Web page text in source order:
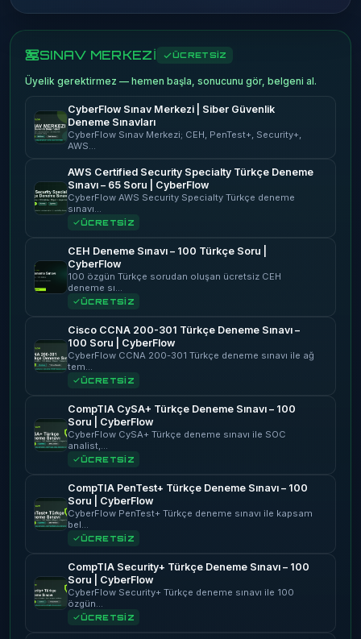
SINAV MERKEZİ ÜCRETSİZ
Üyelik gerektirmez — hemen başla, sonucunu gör, belgeni al.
CyberFlow Sınav Merkezi | Siber Güvenlik
Deneme Sınavları
CyberFlow Sınav Merkezi; CEH, PenTest+, Security+,
AWS…
AWS Certified Security Specialty Türkçe Deneme
Sınavı – 65 Soru | CyberFlow
CyberFlow AWS Security Specialty Türkçe deneme
sınavı…
ÜCRETSİZ
CEH Deneme Sınavı – 100 Türkçe Soru |
CyberFlow
100 özgün Türkçe sorudan oluşan ücretsiz CEH
deneme sı…
ÜCRETSİZ
Cisco CCNA 200-301 Türkçe Deneme Sınavı –
100 Soru | CyberFlow
CyberFlow CCNA 200-301 Türkçe deneme sınavı ile ağ
tem…
ÜCRETSİZ
CompTIA CySA+ Türkçe Deneme Sınavı – 100
Soru | CyberFlow
CyberFlow CySA+ Türkçe deneme sınavı ile SOC
analist,…
ÜCRETSİZ
CompTIA PenTest+ Türkçe Deneme Sınavı – 100
Soru | CyberFlow
CyberFlow PenTest+ Türkçe deneme sınavı ile kapsam
bel…
ÜCRETSİZ
CompTIA Security+ Türkçe Deneme Sınavı – 100
Soru | CyberFlow
CyberFlow Security+ Türkçe deneme sınavı ile 100
özgün…
ÜCRETSİZ